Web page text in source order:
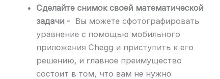
Сделайте снимок своей математической
задачи - Вы можете сфотографировать
уравнение с помощью мобильного
приложения Chegg и приступить к его
решению, и главное преимущество
состоит в том, что вам не нужно